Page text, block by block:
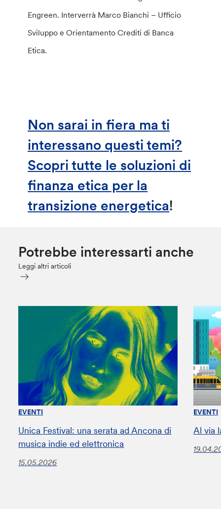
Engreen. Interverrà Marco Bianchi – Ufficio
Sviluppo e Orientamento Crediti di Banca
Etica.
Non sarai in fiera ma ti
interessano questi temi?
Scopri tutte le soluzioni di
finanza etica per la
transizione energetica!
Potrebbe interessarti anche
Leggi altri articoli
EVENTI
Unica Festival: una serata ad Ancona di
musica indie ed elettronica
15.05.2026
EVENTI
Al via